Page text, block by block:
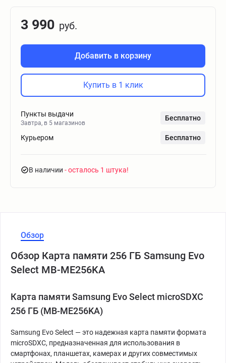
3 990 руб.
Добавить в корзину
Купить в 1 клик
Пункты выдачи
Завтра, в 5 магазинов
Бесплатно
Курьером Бесплатно
В наличии - осталось 1 штука
Обзор
Обзор Карта памяти 256 ГБ Samsung Evo
Select MB-ME256KA
Карта памяти Samsung Evo Select microSDXC
256 ГБ (MB-ME256KA)
Samsung Evo Select — это надежная карта памяти формата
microSDXC, предназначенная для использования в
смартфонах, планшетах, камерах и других совместимых